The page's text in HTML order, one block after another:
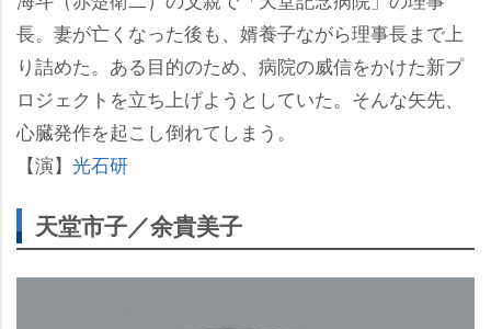
長。妻が亡くなった後も、婿養子ながら理事長まで上
り詰めた。ある目的のため、病院の威信をかけた新プ
ロジェクトを立ち上げようとしていた。そんな矢先、
心臓発作を起こし倒れてしまう。
【演】 光石研
天堂市子／余貴美子